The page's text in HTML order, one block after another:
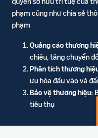
phạm cũng như chia sẻ
phạm
Quảng cáo thương
chiều, tăng chuyển
Phân tích thương
ưu hóa đầu vào và
Bảo vệ thương hiệu:
tiêu thụ